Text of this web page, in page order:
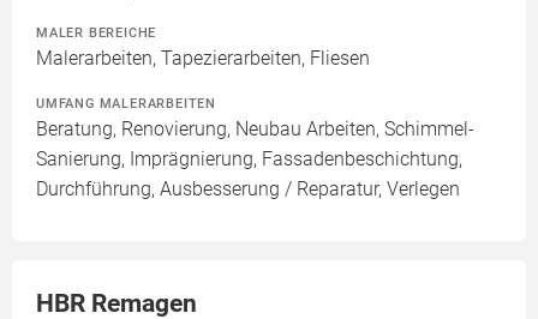
MALER BEREICHE
Malerarbeiten, Tapezierarbeiten, Fliesen
UMFANG MALERARBEITEN
Beratung, Renovierung, Neubau Arbeiten, Schimmel-
Sanierung, Imprägnierung, Fassadenbeschichtung,
Durchführung, Ausbesserung / Reparatur, Verlegen
HBR Remagen